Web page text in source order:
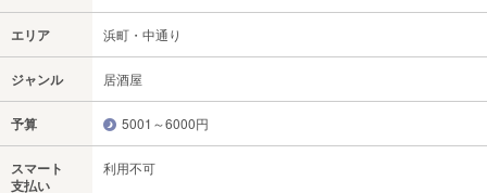
エリア 浜町・中通り
ジャンル 居酒屋
予算 5001～6000円
スマート
支払い
利用不可